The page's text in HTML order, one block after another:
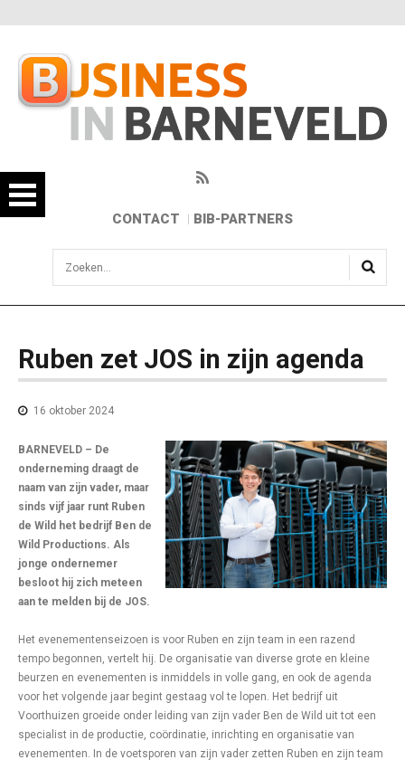
CONTACT BIB-PARTNERS
sisea.search
Ruben zet JOS in zijn agenda
16 oktober 2024
BARNEVELD – De
onderneming draagt de
naam van zijn vader, maar
sinds vijf jaar runt Ruben
de Wild het bedrijf Ben de
Wild Productions. Als
jonge ondernemer
besloot hij zich meteen
aan te melden bij de JOS.
Het evenementenseizoen is voor Ruben en zijn team in een razend
tempo begonnen, vertelt hij. De organisatie van diverse grote en kleine
beurzen en evenementen is inmiddels in volle gang, en ook de agenda
voor het volgende jaar begint gestaag vol te lopen. Het bedrijf uit
Voorthuizen groeide onder leiding van zijn vader Ben de Wild uit tot een
specialist in de productie, coördinatie, inrichting en organisatie van
evenementen. In de voetsporen van zijn vader zetten Ruben en zijn team